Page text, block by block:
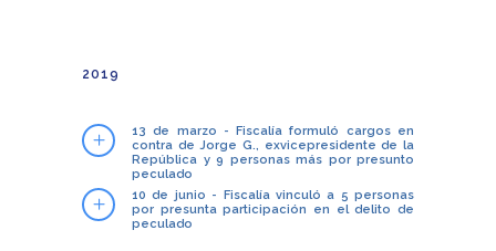
2019
13 de marzo - Fiscalía formuló cargos en
contra de Jorge G., exvicepresidente de la
República y 9 personas más por presunto
peculado
10 de junio - Fiscalía vinculó a 5 personas
por presunta participación en el delito de
peculado